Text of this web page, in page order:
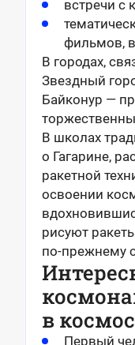
встречи с
фильмов,
В городах,
Звездный
Байконур —
В школах
о Гагарине,
ракетной
освоении
рисуют
по-прежнему
в космос
Первый